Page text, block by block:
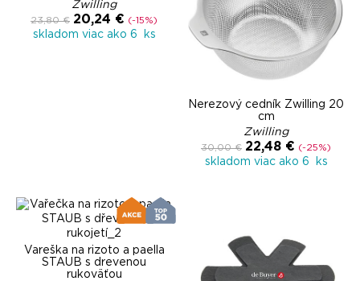
Zwilling
23,80 € 20,24 € (-15%)
skladom viac ako 6 ks
Nerezový cedník Zwilling 20
cm
Zwilling
30,00 € 22,48 € (-25%)
skladom viac ako 6 ks
Vareška na rizoto a paella
STAUB s drevenou
rukoväťou